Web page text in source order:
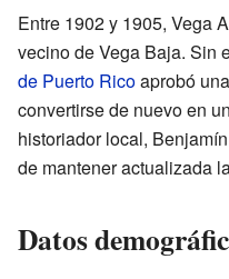
Entre 1902 y 1905, Vega
vecino de Vega Baja. Sin
de Puerto Ricoaprobó
convertirse de nuevo en
historiador local,
de mantener actualizada
Datos